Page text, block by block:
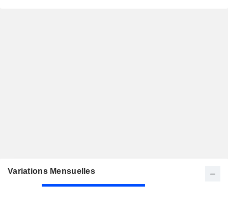
Variations Mensuelles